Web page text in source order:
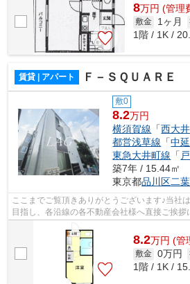
8万円 (管理
敷金 1ヶ月
1階 / 1K /
賃貸 | アパート Ｆ－ＳＱＵＡＲＥ
敷0
8.2万円
横須賀線 「西大井
都営浅草線 「中延
東急大井町線 「
築7年 / 15.44㎡
東京都品川区二葉
ここまでご覧頂きありがとうございます♪当社
目指し、各沿線の各不動産会社様へ直接ご挨拶
様へ提供しております！最新の情報は...
8.2万円 (管
敷金 0万円
1階 / 1K /